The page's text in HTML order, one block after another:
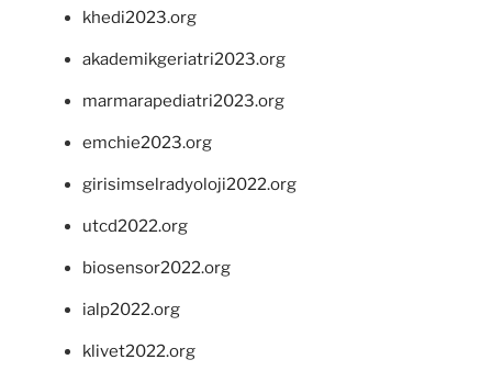
khedi2023.org
akademikgeriatri2023.org
marmarapediatri2023.org
emchie2023.org
girisimselradyoloji2022.org
utcd2022.org
biosensor2022.org
ialp2022.org
klivet2022.org